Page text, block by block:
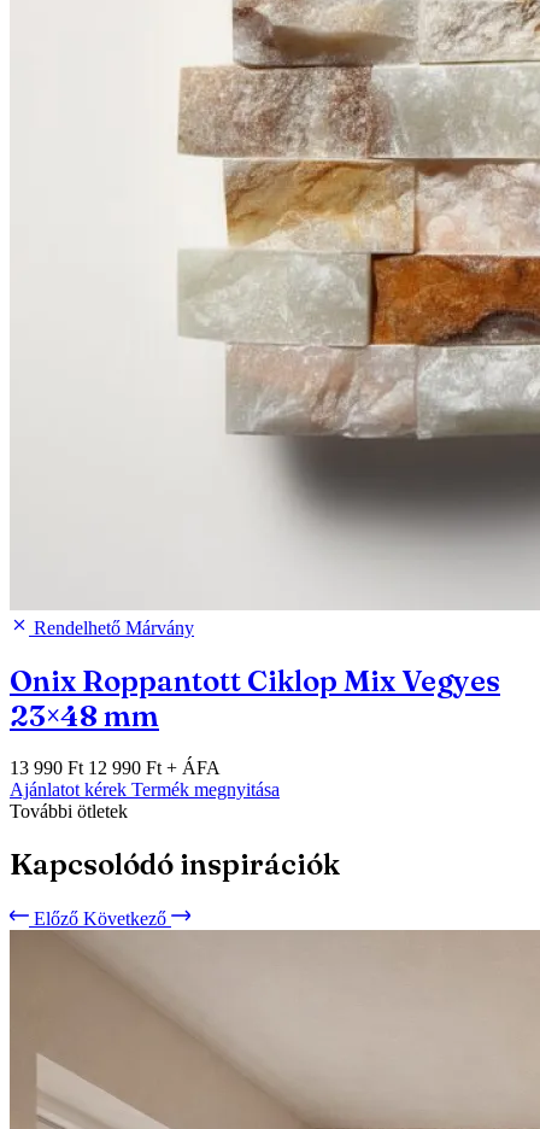
Rendelhető Márvány
Onix Roppantott Ciklop Mix Vegyes
23×48 mm
13 990 Ft 12 990 Ft + ÁFA
Ajánlatot kérek Termék megnyitása
További ötletek
Kapcsolódó inspirációk
Előző Következő